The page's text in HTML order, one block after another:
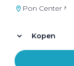
Pon Center
Kopen